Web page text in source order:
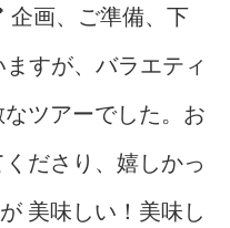
企画、ご準備、下
すが、バラエティ
ツアーでした。お
ださり、嬉しかっ
美味しい！美味し